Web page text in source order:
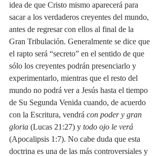
idea de que Cristo mismo aparecerá para
sacar a los verdaderos creyentes del mundo,
antes de regresar con ellos al final de la
Gran Tribulación. Generalmente se dice que
el rapto será “secreto” en el sentido de que
sólo los creyentes podrán presenciarlo y
experimentarlo, mientras que el resto del
mundo no podrá ver a Jesús hasta el tiempo
de Su Segunda Venida cuando, de acuerdo
con la Escritura, vendrá con poder y gran
gloria (Lucas 21:27) y todo ojo le verá
(Apocalipsis 1:7). No cabe duda que esta
doctrina es una de las más controversiales y